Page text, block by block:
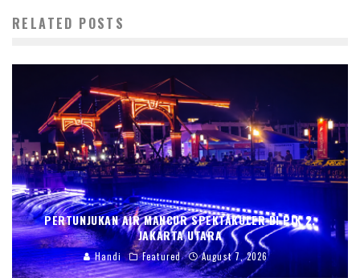
RELATED POSTS
PERTUNJUKAN AIR MANCUR SPEKTAKULER DI PIK 2,
JAKARTA UTARA
Handi Featured August 7, 2026